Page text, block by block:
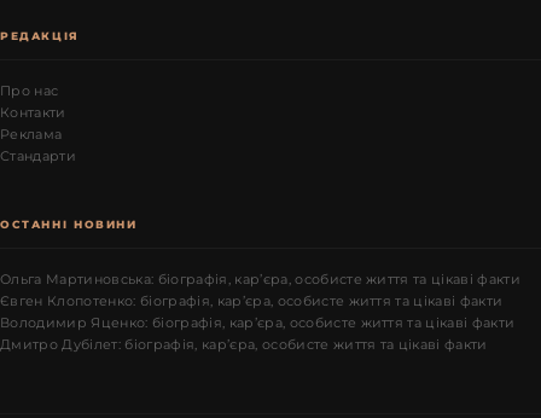
РЕДАКЦІЯ
Про нас
Контакти
Реклама
Стандарти
ОСТАННІ НОВИНИ
Ольга Мартиновська: біографія, кар’єра, особисте життя та цікаві факти
Євген Клопотенко: біографія, кар’єра, особисте життя та цікаві факти
Володимир Яценко: біографія, кар’єра, особисте життя та цікаві факти
Дмитро Дубілет: біографія, кар’єра, особисте життя та цікаві факти